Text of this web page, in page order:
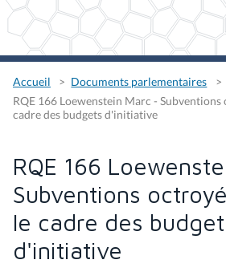
Accueil
Documents parlementaires
RQE 166 Loewenstein Marc - Subventions
cadre des budgets d'initiative
RQE 166
Subventions
le cadre des
d'initiative